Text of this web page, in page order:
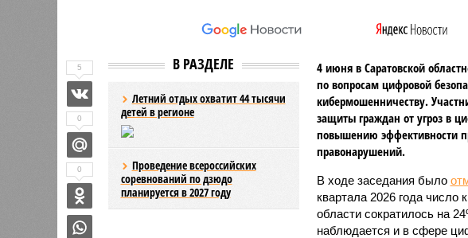
В РАЗДЕЛЕ
Летний отдых охватит 44 тысячи
детей в регионе
Проведение всероссийских
соревнований по дзюдо
планируется в 2027 году
4 июня в Саратовской
по вопросам цифровой
кибермошенничеству.
защиты граждан от угроз в
повышению эффективности
правонарушений.
В ходе заседания было
квартала 2026 года число
области сократилось на
наблюдается и в сфере
5
0
0